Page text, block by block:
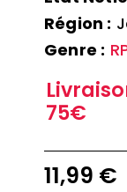
Région :
Genre :
75€
11,99 €